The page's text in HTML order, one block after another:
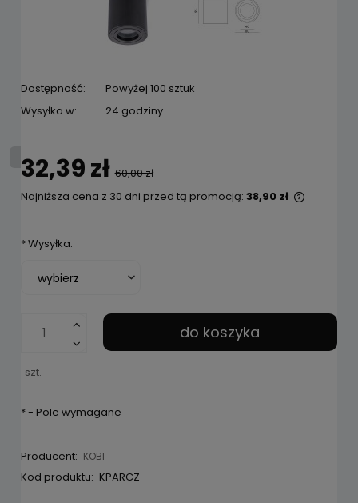
Dostępność:
Powyżej 100 sztuk
Wysyłka w:
24 godziny
32,39 zł 60,00 zł
Najniższa cena z 30 dni przed tą promocją: 38,90 zł
*Wysyłka:
szt.
do koszyka
*- Pole wymagane
Producent: KOBI
Kod produktu: KPARCZ